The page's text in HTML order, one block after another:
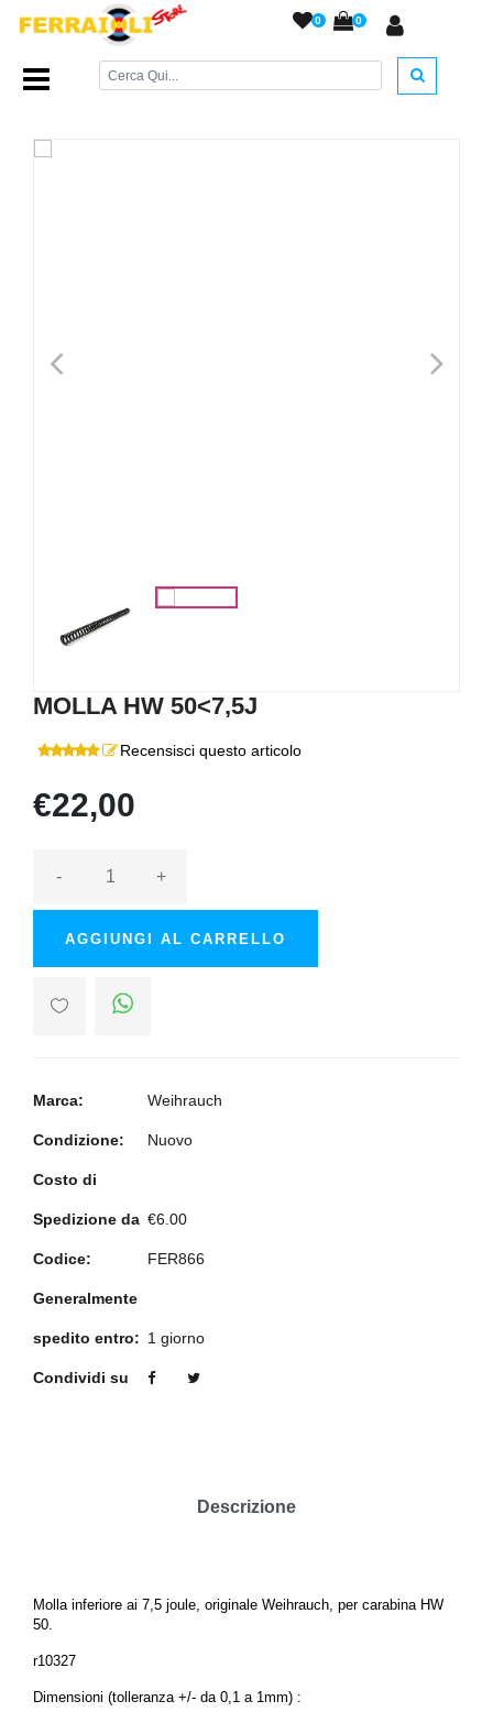
0 0
Home Page/RICAMBI/Molle e Kit/Molla HW 50<7,5j/
< >
MOLLA HW 50<7,5J
Recensisci questo articolo
€22,00
- +
AGGIUNGI AL CARRELLO
Marca: Weihrauch
Condizione: Nuovo
Costo di
Spedizione da €6.00
Codice: FER866
Generalmente
spedito entro: 1 giorno
Condividi su
Descrizione
Molla inferiore ai 7,5 joule, originale Weihrauch, per carabina HW
50.
r10327
Dimensioni (tolleranza +/- da 0,1 a 1mm) :